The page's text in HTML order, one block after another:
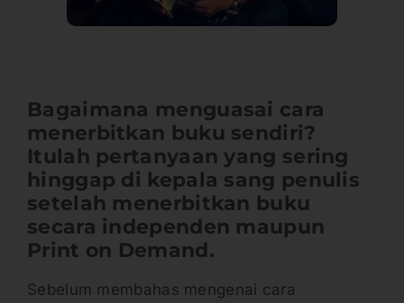
Bagaimana menguasai cara
menerbitkan buku sendiri?
Itulah pertanyaan yang sering
hinggap di kepala sang penulis
setelah menerbitkan buku
secara independen maupun
Print on Demand.
Sebelum membahas mengenai cara